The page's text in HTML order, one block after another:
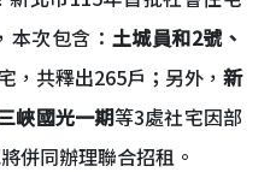
次包含： 土城員和2號、
，共釋出265戶；另外， 新
峽國光一期等3處社宅因部
併同辦理聯合招租。